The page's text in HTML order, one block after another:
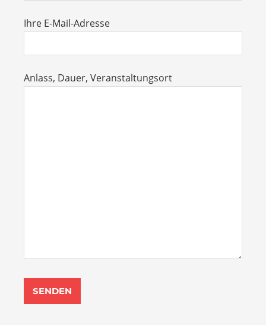
Ihre E-Mail-Adresse
Anlass, Dauer, Veranstaltungsort